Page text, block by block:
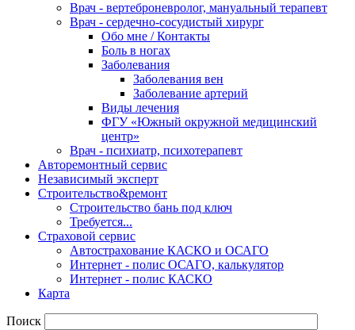
Врач - вертеброневролог, мануальный терапевт
Врач - сердечно-сосудистый хирург
Обо мне / Контакты
Боль в ногах
Заболевания
Заболевания вен
Заболевание артерий
Виды лечения
ФГУ «Южный окружной медицинский
центр»
Врач - психиатр, психотерапевт
Авторемонтный сервис
Независимый эксперт
Строительство&ремонт
Строительство бань под ключ
Требуется...
Страховой сервис
Автострахование КАСКО и ОСАГО
Интернет - полис ОСАГО, калькулятор
Интернет - полис КАСКО
Карта
Поиск